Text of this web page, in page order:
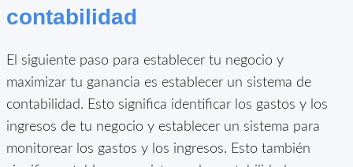
contabilidad
El siguiente paso para establecer tu negocio y
maximizar tu ganancia es establecer un sistema de
contabilidad. Esto significa identificar los gastos y los
ingresos de tu negocio y establecer un sistema para
monitorear los gastos y los ingresos. Esto también